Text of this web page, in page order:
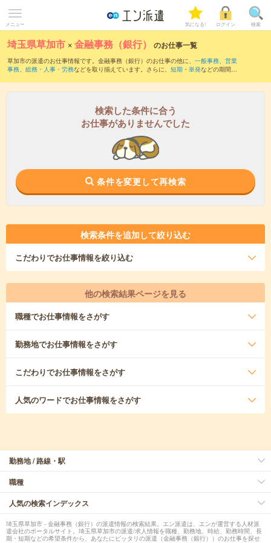
メニュー 気になる! ログイン 検索
埼玉県草加市 ×金融事務（銀行） のお仕事一覧
草加市の派遣のお仕事情報です。金融事務（銀行）のお仕事の他に、 一般事務、 営業
事務、 総務・人事・労務などを取り揃えています。さらに、 短期 ・ 単発などの期間
検索した条件に合う
お仕事がありませんでした
条件を変更して再検索
検索条件を追加して絞り込む
こだわりでお仕事情報を絞り込む
他の検索結果ページを見る
職種でお仕事情報をさがす
勤務地でお仕事情報をさがす
こだわりでお仕事情報をさがす
人気のワードでお仕事情報をさがす
勤務地 / 路線・駅
職種
人気の検索インデックス
埼玉県草加市 - 金融事務（銀行）の派遣情報の検索結果。エン派遣は、エンが運営する人材派
遣会社のポータルサイト。埼玉県草加市の派遣/求人情報を職種、勤務地、時給、勤務時間、長
期・短期などの希望条件から、あなたにピッタリの派遣（金融事務（銀行））のお仕事を探せ